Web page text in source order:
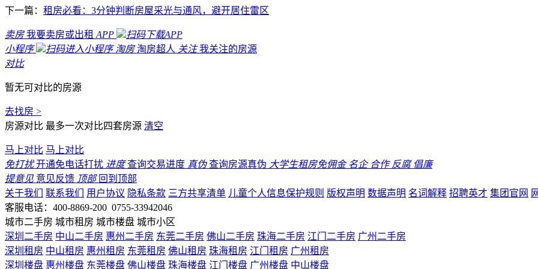
下一篇： 租房必看：3分钟判断房屋采光与通风，避开居住雷区
卖房 我要卖房或出租 APP
扫码下载APP
小程序
扫码进入小程序 淘房 淘房超人 关注 我关注的房源
对比
暂无可对比的房源
去找房 >
房源对比 最多一次对比四套房源 清空
马上对比 马上对比
免打扰 开通免电话打扰 进度 查询交易进度 真伪 查询房源真伪 大学生租房免佣金 名企 合作 反腐 倡廉
提意见 意见反馈 顶部 回到顶部
关于我们
联系我们 用户协议 隐私条款 三方共享清单 儿童个人信息保护规则 版权声明 数据声明 名词解释 招聘英才 集团官网
客服电话：400-8869-200 0755-33942046
城市二手房 城市租房 城市楼盘 城市小区
深圳二手房 中山二手房 惠州二手房 东莞二手房 佛山二手房 珠海二手房 江门二手房 广州二手房
深圳租房 中山租房 惠州租房 东莞租房 佛山租房 珠海租房 江门租房 广州租房
深圳楼盘 惠州楼盘 东莞楼盘 佛山楼盘 珠海楼盘 江门楼盘 广州楼盘 中山楼盘